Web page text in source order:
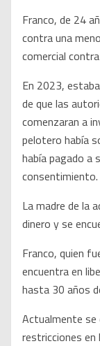
Franco, de 24
contra una
comercial
En 2023,
de que las
comenzaran a
pelotero había
había pagado a
consentimiento.
La madre de la
dinero y se
Franco, quien
encuentra en
hasta 30 años
Actualmente se
restricciones en